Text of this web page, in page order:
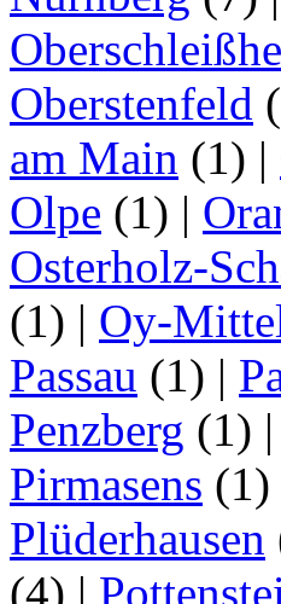
Oberstenfeld
am Main (1) |
Olpe (1) |
Osterholz-
(1) | Oy-
Passau (1) |
Penzberg (1) |
Pirmasens (1)
Plüderhausen
(4) |